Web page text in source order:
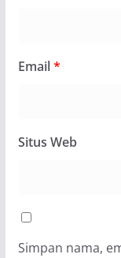
Email*
Situs Web
Simpan nama,